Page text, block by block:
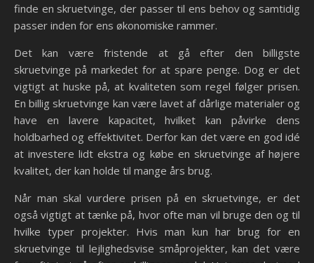
finde en skruetvinge, der passer til ens behov og samtidig
passer inden for ens økonomiske rammer.
Det kan være fristende at gå efter den billigste
skruetvinge på markedet for at spare penge. Dog er det
vigtigt at huske på, at kvaliteten som regel følger prisen.
En billig skruetvinge kan være lavet af dårlige materialer og
have en lavere kapacitet, hvilket kan påvirke dens
holdbarhed og effektivitet. Derfor kan det være en god idé
at investere lidt ekstra og købe en skruetvinge af højere
kvalitet, der kan holde til mange års brug.
Når man skal vurdere prisen på en skruetvinge, er det
også vigtigt at tænke på, hvor ofte man vil bruge den og til
hvilke typer projekter. Hvis man kun har brug for en
skruetvinge til lejlighedsvise småprojekter, kan det være